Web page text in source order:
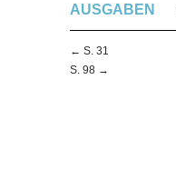
AUSGABEN
← S. 31
S. 98 →